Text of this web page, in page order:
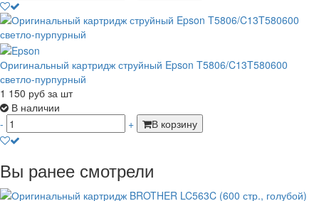
Оригинальный картридж струйный Epson T5806/C13T580600
светло-пурпурный
1 150 руб за шт
В наличии
-
+ В корзину
Вы ранее смотрели